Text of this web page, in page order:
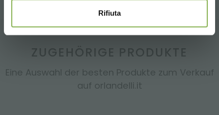
Rifiuta
ZUGEHÖRIGE PRODUKTE
Eine Auswahl der besten Produkte zum Verkauf
auf orlandelli.it